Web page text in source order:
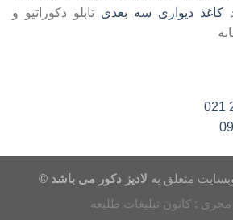
کاغذ دیواری سه بعدی تابلو دکوراتیو و
متعلق به لادیز دکور می باشد ©
: کانون تبلیغات طلیعه